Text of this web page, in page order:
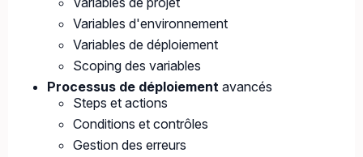
Variables d'environnement
Variables de déploiement
Scoping des variables
Processus de déploiement avancés
Steps et actions
Conditions et contrôles
Gestion des erreurs